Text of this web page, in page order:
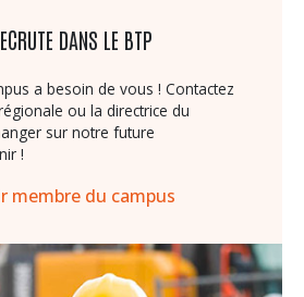
DANS LE BTP
a besoin de vous ! Contactez
ou la directrice du
sur notre future
!
membre du campus